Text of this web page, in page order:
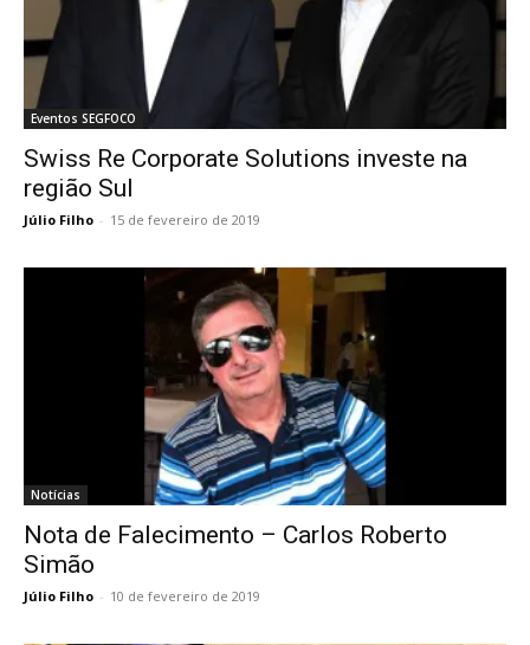
Eventos SEGFOCO
Swiss Re Corporate Solutions investe na
região Sul
Júlio Filho - 15 de fevereiro de 2019
Notícias
Nota de Falecimento – Carlos Roberto
Simão
Júlio Filho - 10 de fevereiro de 2019